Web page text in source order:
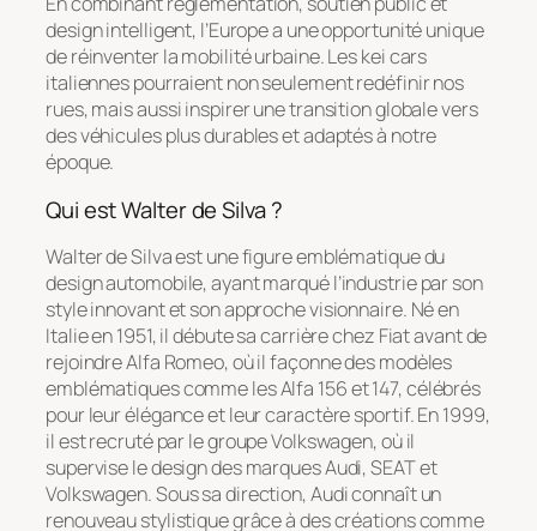
design intelligent, l’Europe a une opportunité unique
de réinventer la mobilité urbaine. Les kei cars
italiennes pourraient non seulement redéfinir nos
rues, mais aussi inspirer une transition globale vers
des véhicules plus durables et adaptés à notre
époque.
Qui est Walter de Silva ?
Walter de Silva est une figure emblématique du
design automobile, ayant marqué l’industrie par son
style innovant et son approche visionnaire. Né en
Italie en 1951, il débute sa carrière chez Fiat avant de
rejoindre Alfa Romeo, où il façonne des modèles
emblématiques comme les Alfa 156 et 147, célébrés
pour leur élégance et leur caractère sportif. En 1999,
il est recruté par le groupe Volkswagen, où il
supervise le design des marques Audi, SEAT et
Volkswagen. Sous sa direction, Audi connaît un
renouveau stylistique grâce à des créations comme